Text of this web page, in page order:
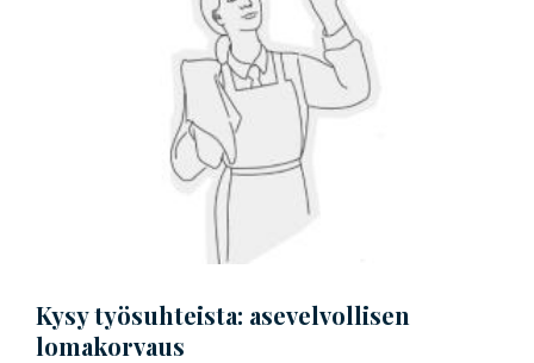
Kysy työsuhteista: asevelvollisen
lomakorvaus